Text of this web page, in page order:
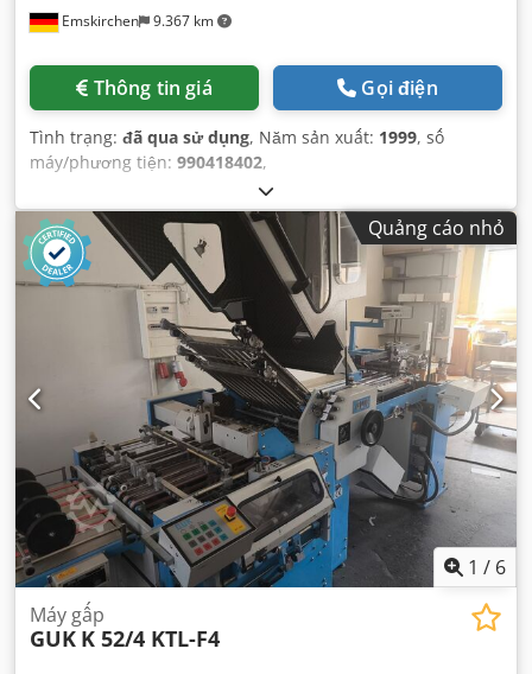
Emskirchen 9.367 km
Thông tin giá Gọi điện
Tình trạng: đã qua sử dụng, Năm sản xuất: 1999, số
máy/phương tiện: 990418402,
Quảng cáo nhỏ
1 / 6
Máy gấp
GUK K 52/4 KTL-F4